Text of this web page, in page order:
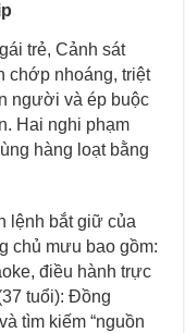
trẻ, Cảnh sát
chớp nhoáng, triệt
người và ép buộc
Hai nghi phạm
hàng loạt bằng
lệnh bắt giữ của
chủ mưu bao gồm:
điều hành trực
tuổi): Đồng
tìm kiếm “nguồn